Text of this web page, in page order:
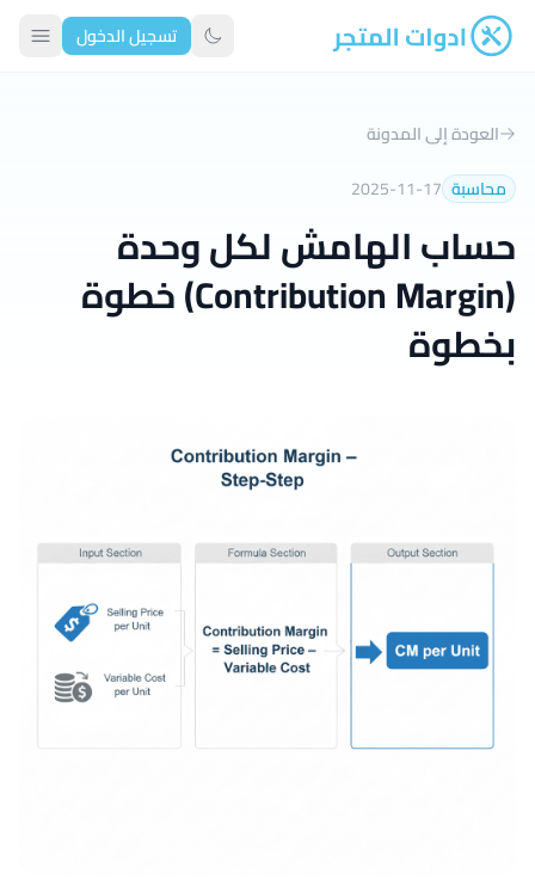
ادوات المتجر تبديل الوضع الداكن
تسجيل الدخول
العودة إلى المدونة
محاسبة 2025-11-17
حساب الهامش لكل وحدة
(Contribution Margin) خطوة
بخطوة